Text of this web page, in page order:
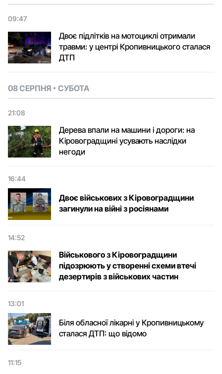
09:47
Двоє підлітків на мотоциклі отримали
травми: у центрі Кропивницького сталася
ДТП
08 СЕРПНЯ СУБОТА
21:08
Дерева впали на машини і дороги: на
Кіровоградщині усувають наслідки
негоди
16:44
Двоє військових з Кіровоградщини
загинули на війні з росіянами
14:52
Військового з Кіровоградщини
підозрюють у створенні схеми втечі
дезертирів з військових частин
13:01
Біля обласної лікарні у Кропивницькому
сталася ДТП: що відомо
11:15